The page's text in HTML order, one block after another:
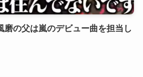
磨の父は嵐のデビュー曲を担当し